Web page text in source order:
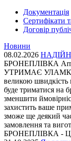
Документація
Сертифікати
Договір
Новини
08.02.2026
БРОНЕПЛІВКА
УТРИМАЄ УЛАМКИ
великою швидкість
буде триматися на
зменшити
захистить ваше
зможе ще деякий
замовлення та
БРОНЕПЛІВКА -